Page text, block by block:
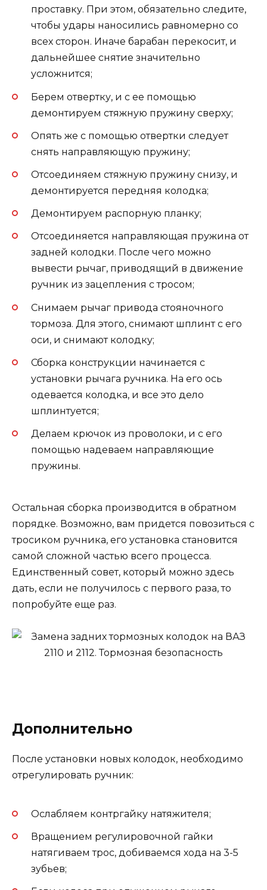
проставку. При этом, обязательно следите,
чтобы удары наносились равномерно со
всех сторон. Иначе барабан перекосит, и
дальнейшее снятие значительно
усложнится;
Берем отвертку, и с ее помощью
демонтируем стяжную пружину сверху;
Опять же с помощью отвертки следует
снять направляющую пружину;
Отсоединяем стяжную пружину снизу, и
демонтируется передняя колодка;
Демонтируем распорную планку;
Отсоединяется направляющая пружина от
задней колодки. После чего можно
вывести рычаг, приводящий в движение
ручник из зацепления с тросом;
Снимаем рычаг привода стояночного
тормоза. Для этого, снимают шплинт с его
оси, и снимают колодку;
Сборка конструкции начинается с
установки рычага ручника. На его ось
одевается колодка, и все это дело
шплинтуется;
Делаем крючок из проволоки, и с его
помощью надеваем направляющие
пружины.
Остальная сборка производится в обратном
порядке. Возможно, вам придется повозиться с
тросиком ручника, его установка становится
самой сложной частью всего процесса.
Единственный совет, который можно здесь
дать, если не получилось с первого раза, то
попробуйте еще раз.
Дополнительно
После установки новых колодок, необходимо
отрегулировать ручник:
Ослабляем контргайку натяжителя;
Вращением регулировочной гайки
натягиваем трос, добиваемся хода на 3-5
зубьев;